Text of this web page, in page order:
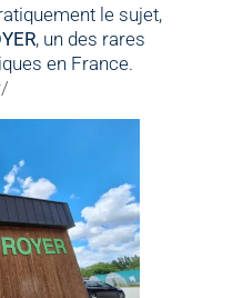
le sujet,
, un des rares
en France.